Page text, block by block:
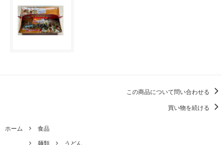
この商品について問い合わせる
買い物を続ける
ホーム
食品
麺類
うどん